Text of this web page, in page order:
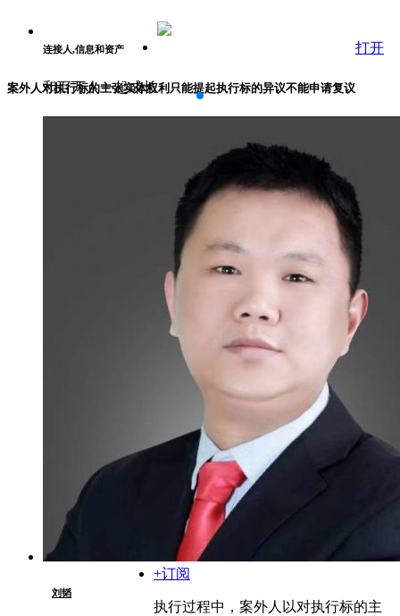
连接人,信息和资产
和百万人一起成长
打开
案外人对执行标的主张实体权利只能提起执行标的异议不能申请复议
刘韬
+订阅
执行过程中，案外人以对执行标的主